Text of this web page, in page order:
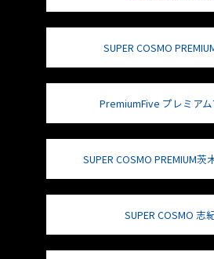
SUPER COSMO
PremiumFive プレミア
SUPER COSMO PREMIUM
SUPER COSMO 志